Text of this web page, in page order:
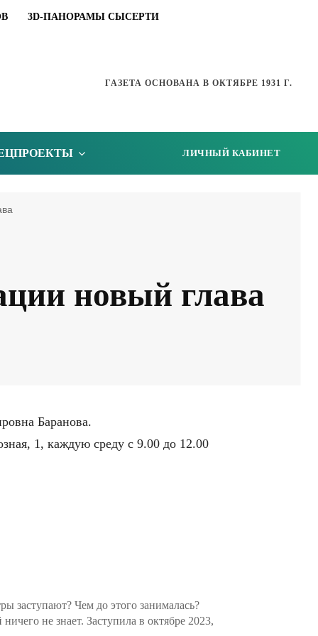
3D-ПАНОРАМЫ СЫСЕРТИ
ГАЗЕТА ОСНОВАНА В ОКТЯБРЕ 1931 Г.
ЛИЧНЫЙ КАБИНЕТ
новый глава
Баранова.
1, каждую среду с 9.00 до 12.00
заступают? Чем до этого занималась?
не знает. Заступила в октябре 2023,